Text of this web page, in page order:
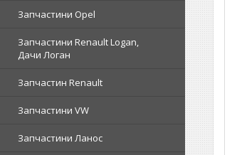
Запчастини Opel
Запчастини Renault Logan,
Дачи Логан
Запчастин Renault
Запчастини VW
Запчастини Ланос